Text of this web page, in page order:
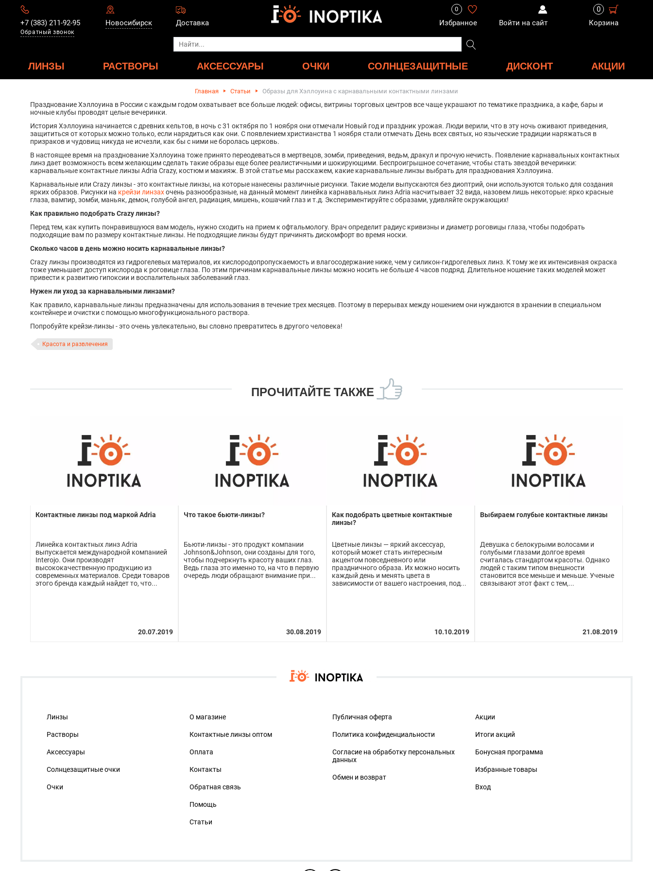
+7 (383) 211-92-95
Обратный звонок
Новосибирск Доставка
0
Избранное Войти на сайт
0
Корзина
ЛИНЗЫ РАСТВОРЫ АКСЕССУАРЫ ОЧКИ СОЛНЦЕЗАЩИТНЫЕ ДИСКОНТ АКЦИИ
Главная Статьи Образы для Хэллоуина с карнавальными контактными линзами
Празднование Хэллоуина в России с каждым годом охватывает все больше людей: офисы, витрины торговых центров все чаще украшают по тематике праздника, а кафе, бары и
ночные клубы проводят целые вечеринки.
История Хэллоуина начинается с древних кельтов, в ночь с 31 октября по 1 ноября они отмечали Новый год и праздник урожая. Люди верили, что в эту ночь оживают приведения,
защититься от которых можно только, если нарядиться как они. С появлением христианства 1 ноября стали отмечать День всех святых, но языческие традиции наряжаться в
призраков и чудовищ никуда не исчезли, как бы с ними не боролась церковь.
В настоящее время на празднование Хэллоуина тоже принято переодеваться в мертвецов, зомби, приведения, ведьм, дракул и прочую нечисть. Появление карнавальных контактных
линз дает возможность всем желающим сделать такие образы еще более реалистичными и шокирующими. Беспроигрышное сочетание, чтобы стать звездой вечеринки:
карнавальные контактные линзы Adria Crazy, костюм и макияж. В этой статье мы расскажем, какие карнавальные линзы выбрать для празднования Хэллоуина.
Карнавальные или Crazy линзы - это контактные линзы, на которые нанесены различные рисунки. Такие модели выпускаются без диоптрий, они используются только для создания
ярких образов. Рисунки на крейзи линзахочень разнообразные, на данный момент линейка карнавальных линз Adria насчитывает 32 вида, назовем лишь некоторые: ярко красные
глаза, вампир, зомби, маньяк, демон, голубой ангел, радиация, мишень, кошачий глаз и т.д. Экспериментируйте с образами, удивляйте окружающих!
Как правильно подобрать Crazy линзы?
Перед тем, как купить понравившуюся вам модель, нужно сходить на прием к офтальмологу. Врач определит радиус кривизны и диаметр роговицы глаза, чтобы подобрать
подходящие вам по размеру контактные линзы. Не подходящие линзы будут причинять дискомфорт во время носки.
Сколько часов в день можно носить карнавальные линзы?
Crazy линзы производятся из гидрогелевых материалов, их кислородопропускаемость и влагосодержание ниже, чем у силикон-гидрогелевых линз. К тому же их интенсивная окраска
тоже уменьшает доступ кислорода к роговице глаза. По этим причинам карнавальные линзы можно носить не больше 4 часов подряд. Длительное ношение таких моделей может
привести к развитию гипоксии и воспалительных заболеваний глаз.
Нужен ли уход за карнавальными линзами?
Как правило, карнавальные линзы предназначены для использования в течение трех месяцев. Поэтому в перерывах между ношением они нуждаются в хранении в специальном
контейнере и очистки с помощью многофункционального раствора.
Попробуйте крейзи-линзы - это очень увлекательно, вы словно превратитесь в другого человека!
Красота и развлечения
ПРОЧИТАЙТЕ ТАКЖЕ
Контактные линзы под маркой Adria
Линейка контактных линз Adria
выпускается международной компанией
Interojo. Они производят
высококачественную продукцию из
современных материалов. Среди товаров
этого бренда каждый найдет то, что...
Что такое бьюти-линзы?
Бьюти-линзы - это продукт компании
Johnson&Johnson, они созданы для того,
чтобы подчеркнуть красоту ваших глаз.
Ведь глаза это именно то, на что в первую
очередь люди обращают внимание при...
Как подобрать цветные контактные
линзы?
Цветные линзы — яркий аксессуар,
который может стать интересным
акцентом повседневного или
праздничного образа. Их можно носить
каждый день и менять цвета в
зависимости от вашего настроения, под...
Выбираем голубые контактные линзы
Девушка с белокурыми волосами и
голубыми глазами долгое время
считалась стандартом красоты. Однако
людей с таким типом внешности
становится все меньше и меньше. Ученые
связывают этот факт с тем,...
Линзы
Растворы
Аксессуары
Солнцезащитные очки
Очки
О магазине
Контактные линзы оптом
Оплата
Контакты
Обратная связь
Помощь
Статьи
Публичная оферта
Политика конфиденциальности
Согласие на обработку персональных
данных
Обмен и возврат
Акции
Итоги акций
Бонусная программа
Избранные товары
Вход